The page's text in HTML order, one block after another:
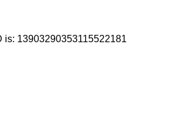
is: 13903290353115522181